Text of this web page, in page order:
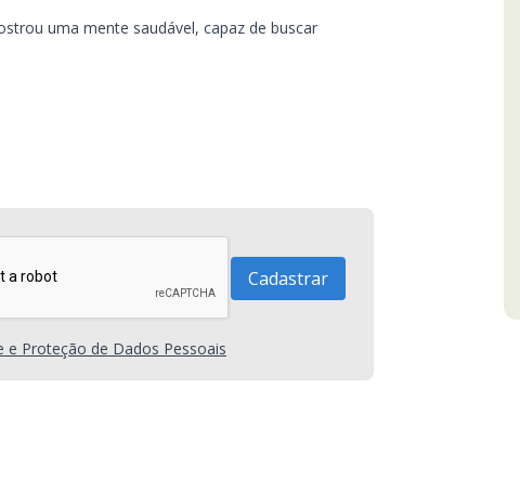
uma mente saudável, capaz de buscar
e Proteção de Dados Pessoais